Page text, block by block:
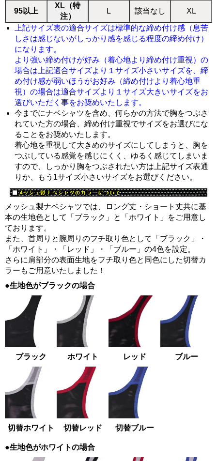
95以上
XL（特
注）
L 該当なし XL
上記サイズ表の適合サイズは標準的な締め付け感（息苦
しさは感じないがしっかり感を感じる程度の締め付け）
になります。
より強い締め付けが好み（着心地より締め付け重視）の
場合は上記適合サイズより１サイズ小さいサイズを、締
め付け感が弱いほうがお好み（締め付けより着心地重
視）の場合は適合サイズより１サイズ大きいサイズをお
選びいただく事をお奨めいたします。
今までにナベシャツを含め、何らかの方法で胸をつぶさ
れていた方の場合、締め付け重視でサイズをお選びにな
ることをお奨めいたします。
着心地を重視して大きめのサイズにしてしまうと、胸を
つぶしている感覚を感じにくく、ゆるく感じてしまいま
すので、しっかり胸をつぶされたい方は上記サイズ表通
りか、もう1サイズ小さいサイズをお選びください。
メッシュ製ナベシャツでは、ロング丈・ショート丈共に基
本の生地色として「ブラック」と「ホワイト」をご用意し
ております。
また、首周りと腕周りのフチ取り色として「ブラック」・
「ホワイト」・「レッド」・「ブルー」の4色を設定。
さらに肩部分の表面生地をフチ取り色と同色にした切替カ
ラーもご用意いたしました！
●生地色がブラックの場合
ブラック ホワイト レッド ブルー
切替ホワイト 切替レッド 切替ブルー
●生地色がホワイトの場合